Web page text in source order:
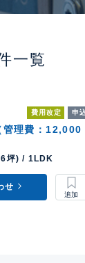
一覧
費用改定 申
管理費：12,000
坪) / 1LDK
せ